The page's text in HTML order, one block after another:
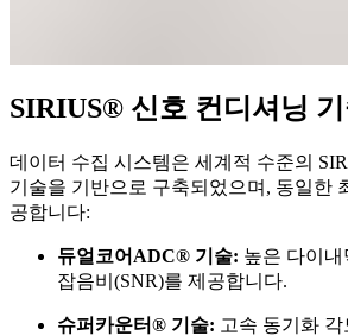
SIRIUS® 신호 컨디셔닝
데이터 수집 시스템은 세계적 수준의
기술을 기반으로 구축되었으며, 동일한
공합니다:
듀얼코어ADC® 기술: 높은 다이내
잡음비(SNR)를 제공합니다.
슈퍼카운터® 기술: 고속 동기화